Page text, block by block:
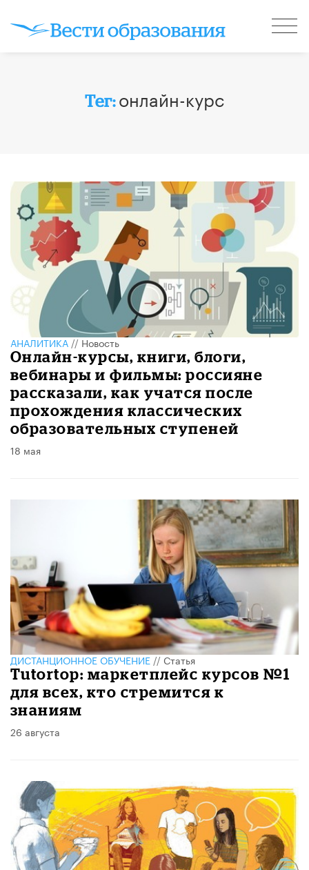
Тег:онлайн-курс
АНАЛИТИКА//Новость
Онлайн-курсы, книги, блоги,
вебинары и фильмы: россияне
рассказали, как учатся после
прохождения классических
образовательных ступеней
18 мая
ДИСТАНЦИОННОЕ ОБУЧЕНИЕ//Статья
Tutortop: маркетплейс курсов №1
для всех, кто стремится к
знаниям
26 августа